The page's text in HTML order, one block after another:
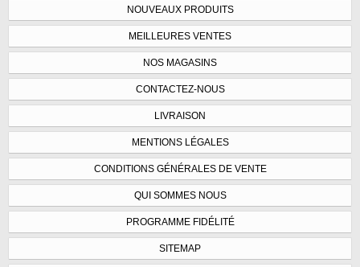
NOUVEAUX PRODUITS
MEILLEURES VENTES
NOS MAGASINS
CONTACTEZ-NOUS
LIVRAISON
MENTIONS LÉGALES
CONDITIONS GÉNÉRALES DE VENTE
QUI SOMMES NOUS
PROGRAMME FIDÉLITÉ
SITEMAP